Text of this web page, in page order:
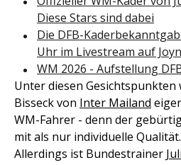
Diese Stars sind dabei
Die DFB-
Uhr im Livestream auf Joyn
WM 2026 - Aufstellung
Unter diesen Gesichtspunkten
Bisseck von Inter Mailand
WM-Fahrer - denn der
mit als nur individuelle Qualität.
Allerdings ist Bundestrainer